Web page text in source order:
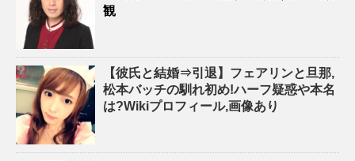
観
【彼氏と結婚⇒引退】フェアリンと旦那,
松本バッチの馴れ初め!ハーフ疑惑や本名
は?Wikiプロフィール,画像あり